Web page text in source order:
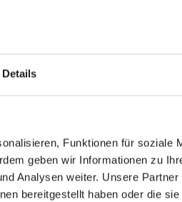
Details
Funktionen für soziale
geben wir Informationen zu
Analysen weiter. Unsere
bereitgestellt haben oder die